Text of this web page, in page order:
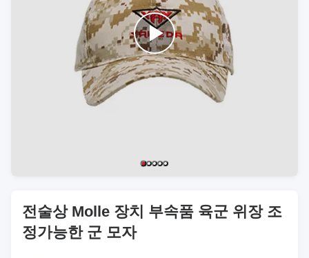
전술상 Molle 장치 부속품 육군 위장 조
정가능한 군 모자